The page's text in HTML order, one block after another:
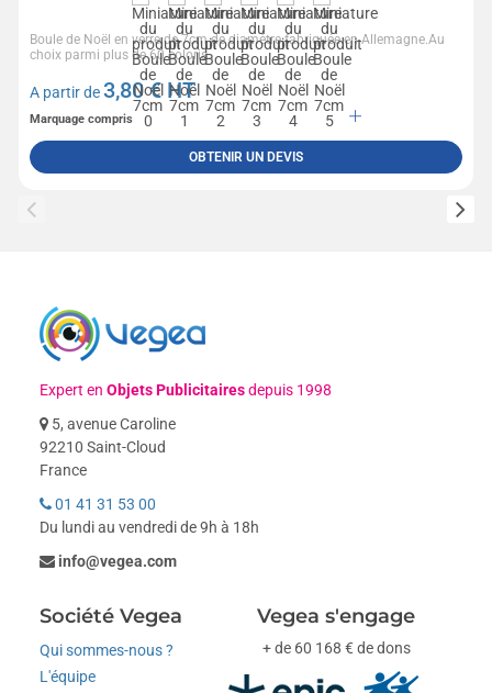
Boule de Noël en verre de 7cm de diamètre fabriquée en Allemagne.Au
choix parmi plus de 60 coloris...
A partir de3,80€ HT
Marquage compris
OBTENIR UN DEVIS
Expert enObjets Publicitairesdepuis 1998
5, avenue Caroline
92210 Saint-Cloud
France
01 41 31 53 00
Du lundi au vendredi de 9h à 18h
info@vegea.com
Société Vegea
Qui sommes-nous ?
L'équipe
Vegea s'engage
+ de 60 168 € de dons